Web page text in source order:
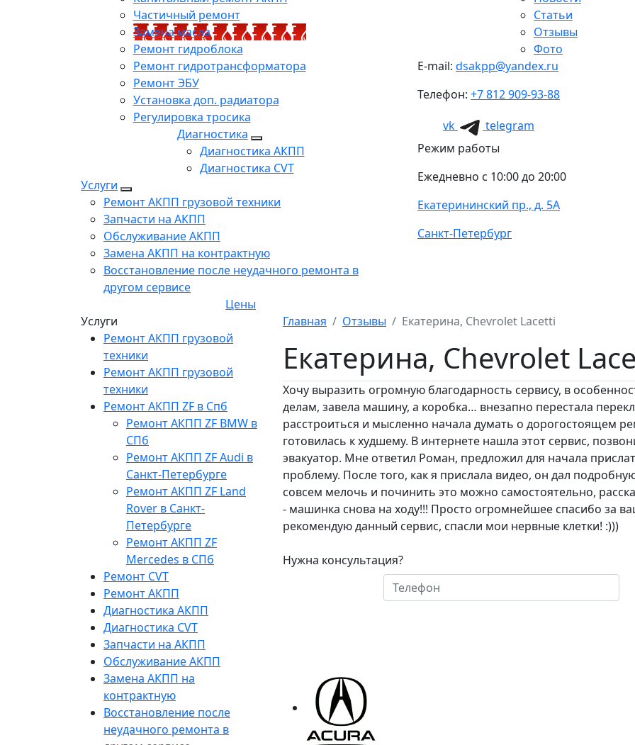
Частичный ремонт
Замена масла
Ремонт гидроблока
Ремонт гидротрансформатора
Ремонт ЭБУ
Установка доп. радиатора
Регулировка тросика
Диагностика
Диагностика АКПП
Диагностика CVT
Услуги
Ремонт АКПП грузовой техники
Запчасти на АКПП
Обслуживание АКПП
Замена АКПП на контрактную
Восстановление после неудачного ремонта в
другом сервисе
Цены
Статьи
Отзывы
Фото
E-mail: dsakpp@yandex.ru
Телефон: +7 812 909-93-88
vk
telegram
Режим работы
Ежедневно с 10:00 до 20:00
Екатерининский пр., д. 5А
Санкт-Петербург
Услуги
Ремонт АКПП грузовой
техники
Ремонт АКПП грузовой
техники
Ремонт АКПП ZF в Спб
Ремонт АКПП ZF BMW в
СПб
Ремонт АКПП ZF Audi в
Санкт-Петербурге
Ремонт АКПП ZF Land
Rover в Санкт-
Петербурге
Ремонт АКПП ZF
Mercedes в СПб
Ремонт CVT
Ремонт AКПП
Диагностика АКПП
Диагностика CVT
Запчасти на АКПП
Обслуживание АКПП
Замена АКПП на
контрактную
Восстановление после
неудачного ремонта в
Главная Отзывы Екатерина, Chevrolet Lacetti
Екатерина, Chevrolet
Хочу выразить огромную благодарность сервису, в
делам, завела машину, а коробка… внезапно перестала
расстроиться и мысленно начала думать о дорогостоящем
готовилась к худшему. В интернете нашла этот сервис,
эвакуатор. Мне ответил Роман, предложил для начала
проблему. После того, как я прислала видео, он дал
совсем мелочь и починить это можно самостоятельно,
- машинка снова на ходу!!! Просто огромнейшее спасибо за
рекомендую данный сервис, спасли мои нервные клетки! :)))
Нужна консультация?